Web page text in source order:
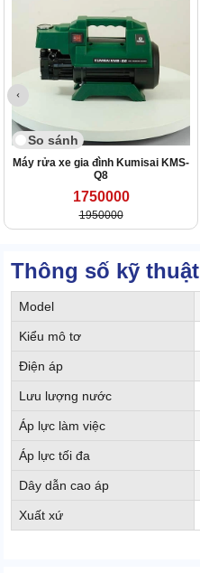
So sánh
Máy rửa xe gia đình Kumisai KMS-
Q8
1750000
1950000
Thông số kỹ thuật
Model
Kiểu mô tơ
Điện áp
Lưu lượng nước
Áp lực làm việc
Áp lực tối đa
Dây dẫn cao áp
Xuất xứ